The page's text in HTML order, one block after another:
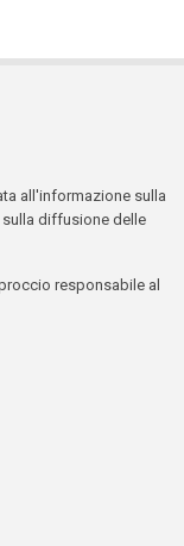
all'informazione sulla
sulla diffusione delle
responsabile al